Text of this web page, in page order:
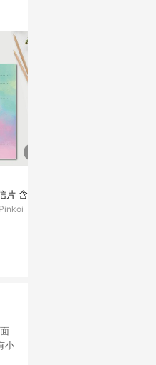
片 含信封
小